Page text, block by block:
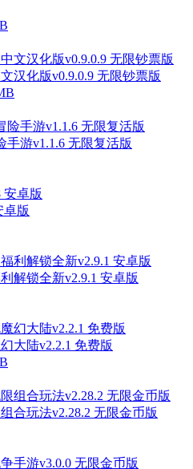
汉化版v0.9.0.9 无限钞票版
手游v1.1.6 无限复活版
卓版
解锁全新v2.9.1 安卓版
大陆v2.2.1 免费版
合玩法v2.28.2 无限金币版